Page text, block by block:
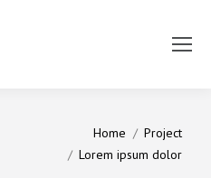
Home
Project
Lorem ipsum dolor